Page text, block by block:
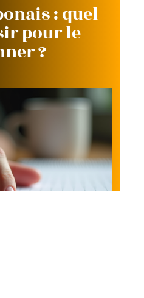
: quel
pour le
?